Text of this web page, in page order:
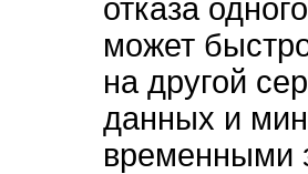
отказа
может
на другой
данных и
временными